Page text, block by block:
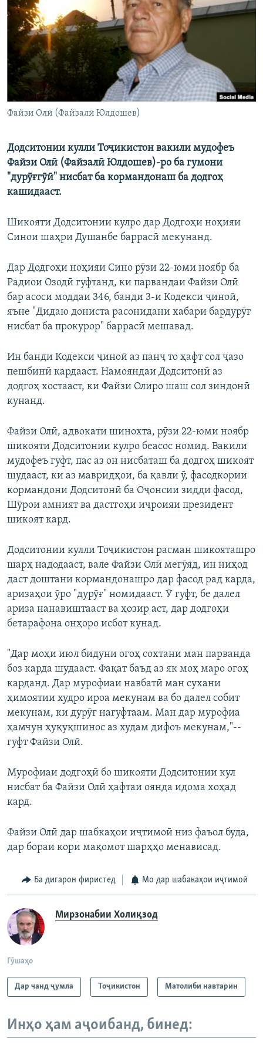
ГУЗОРИШҲОИ РАДИОӢ
Русский
ПАЙГИРӢ КУНЕД
Файзи Олӣ (Файзалӣ Юлдошев)
Додситонии кулли Тоҷикистон вакили мудофеъ
Файзи Олӣ (Файзалӣ Юлдошев)-ро ба гумони
"дурӯғгӯӣ" нисбат ба кормандонаш ба додгоҳ
кашидааст.
Шикояти Додситонии кулро дар Додгоҳи ноҳияи
Синои шаҳри Душанбе баррасӣ мекунанд.
Дар Додгоҳи ноҳияи Сино рӯзи 22-юми ноябр ба
Радиои Озодӣ гуфтанд, ки парвандаи Файзи Олӣ
бар асоси моддаи 346, банди 3-и Кодекси ҷиноӣ,
яъне "Дидаю дониста расонидани хабари бардурӯғ
нисбат ба прокурор" баррасӣ мешавад.
Ин банди Кодекси ҷиноӣ аз панҷ то ҳафт сол ҷазо
пешбинӣ кардааст. Намояндаи Додситонӣ аз
додгоҳ хостааст, ки Файзи Олиро шаш сол зиндонӣ
кунанд.
Файзи Олӣ, адвокати шинохта, рӯзи 22-юми ноябр
шикояти Додситонии кулро беасос номид. Вакили
мудофеъ гуфт, пас аз он нисбаташ ба додгоҳ шикоят
шудааст, ки аз мавридҳои, ба қавли ӯ, фасодкории
кормандони Додситонӣ ба Оҷонсии зидди фасод,
Шӯрои амният ва дастгоҳи иҷроияи президент
шикоят кард.
Додситонии кулли Тоҷикистон расман шикояташро
шарҳ надодааст, вале Файзи Олӣ мегӯяд, ин ниҳод
даст доштани кормандонашро дар фасод рад карда,
аризаҳои ӯро "дурӯғ" номидааст. Ӯ гуфт, бе далел
ариза нанавиштааст ва ҳозир аст, дар додгоҳи
бетарафона онҳоро исбот кунад.
"Дар моҳи июл бидуни огоҳ сохтани ман парванда
боз карда шудааст. Фақат баъд аз як моҳ маро огоҳ
карданд. Дар мурофиаи навбатӣ ман сухани
ҳимоятии худро ироа мекунам ва бо далел собит
мекунам, ки дурӯғ нагуфтаам. Ман дар мурофиа
ҳамчун ҳуқуқшинос аз худам дифоъ мекунам,"--
гуфт Файзи Олӣ.
Мурофиаи додгоҳӣ бо шикояти Додситонии кул
нисбат ба Файзи Олӣ ҳафтаи оянда идома хоҳад
кард.
Файзи Олӣ дар шабкаҳои иҷтимоӣ низ фаъол буда,
дар бораи кори мақомот шарҳҳо менависад.
Ба дигарон фиристед Мо дар шабакаҳои иҷтимоӣ
Мирзонабии Холиқзод
Гӯшаҳо
Дар чанд ҷумла Тоҷикистон Матолиби навтарин
Инҳо ҳам аҷоибанд, бинед: